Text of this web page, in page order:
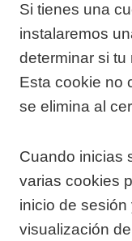
Si tienes una
instalaremos
determinar si
Esta cookie no
se elimina al
Cuando inicias
varias cookies
inicio de
visualización